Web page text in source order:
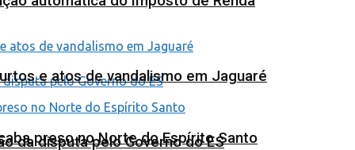
da disputa pelo Governo do ES
e atos de vandalismo em Jaguaré
preso no Norte do Espírito Santo